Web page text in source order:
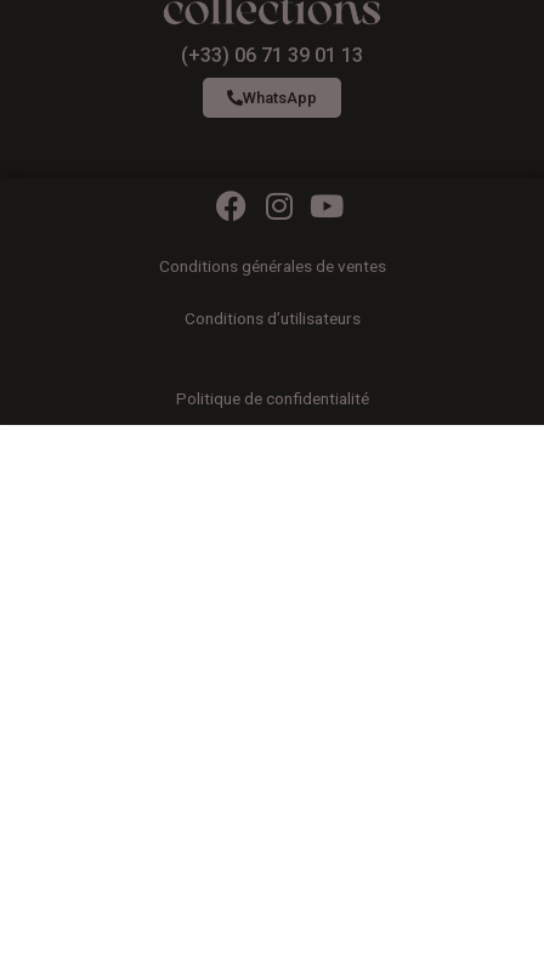
(+33) 06 71 39 01 13
WhatsApp
F
c
b
o
k
I
s
a
r
a
Y
u
u
e
Conditions générales de ventes
Conditions d’utilisateurs
Politique de confidentialité